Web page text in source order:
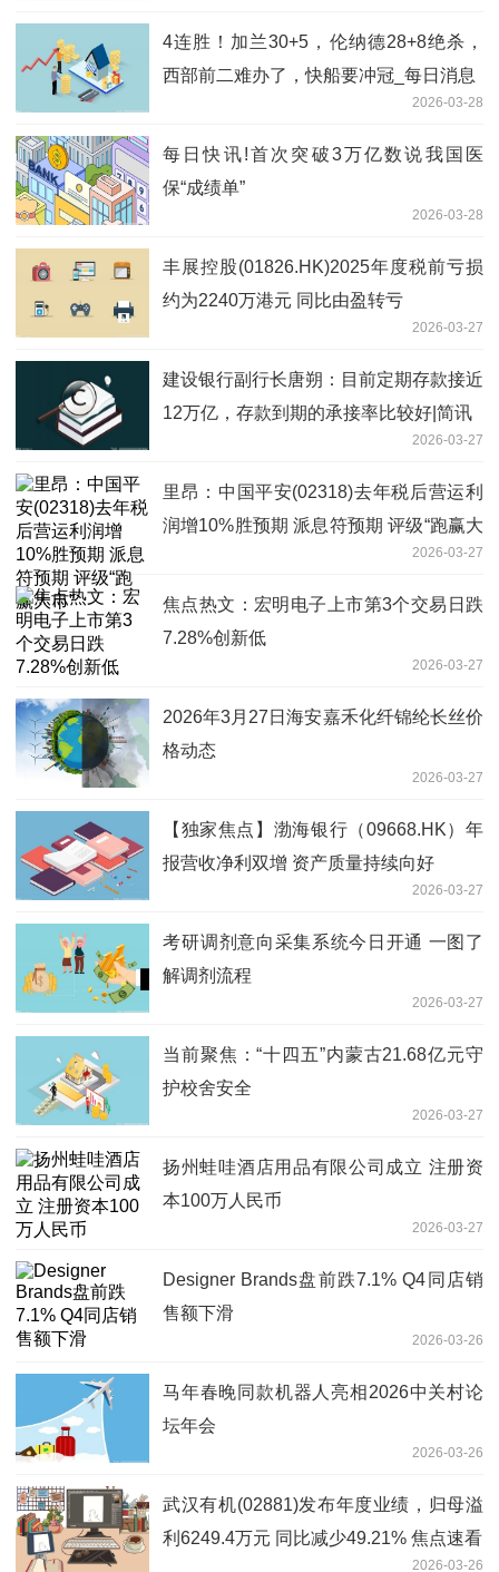
4连胜！加兰30+5，伦纳德28+8绝杀，
西部前二难办了，快船要冲冠_每日消息
2026-03-28
每日快讯!首次突破3万亿数说我国医
保“成绩单”
2026-03-28
丰展控股(01826.HK)2025年度税前亏损
约为2240万港元 同比由盈转亏
2026-03-27
建设银行副行长唐朔：目前定期存款接近
12万亿，存款到期的承接率比较好|简讯
2026-03-27
里昂：中国平安(02318)去年税后营运利
润增10%胜预期 派息符预期 评级“跑赢大
2026-03-27
焦点热文：宏明电子上市第3个交易日跌
7.28%创新低
2026-03-27
2026年3月27日海安嘉禾化纤锦纶长丝价
格动态
2026-03-27
【独家焦点】渤海银行（09668.HK）年
报营收净利双增 资产质量持续向好
2026-03-27
考研‌调剂意向采集系统今日开通 一图了
解调剂流程
2026-03-27
当前聚焦：“十四五”内蒙古21.68亿元守
护校舍安全
2026-03-27
扬州蛙哇酒店用品有限公司成立 注册资
本100万人民币
2026-03-27
Designer Brands盘前跌7.1% Q4同店销
售额下滑
2026-03-26
马年春晚同款机器人亮相2026中关村论
坛年会
2026-03-26
武汉有机(02881)发布年度业绩，归母溢
利6249.4万元 同比减少49.21% 焦点速看
2026-03-26